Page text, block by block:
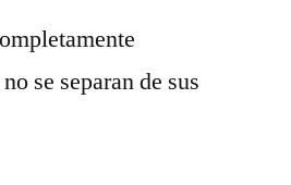
se separan de sus